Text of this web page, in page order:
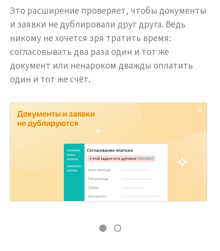
Это расширение проверяет, чтобы документы
и заявки не дублировали друг друга. Ведь
никому не хочется зря тратить время:
согласовывать два раза один и тот же
документ или ненароком дважды оплатить
один и тот же счёт.